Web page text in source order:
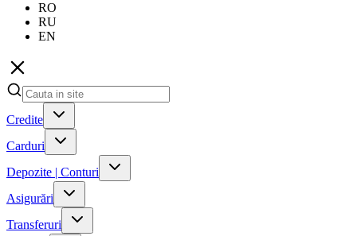
RO
RU
EN
Credite
Carduri
Depozite | Conturi
Asigurări
Transferuri